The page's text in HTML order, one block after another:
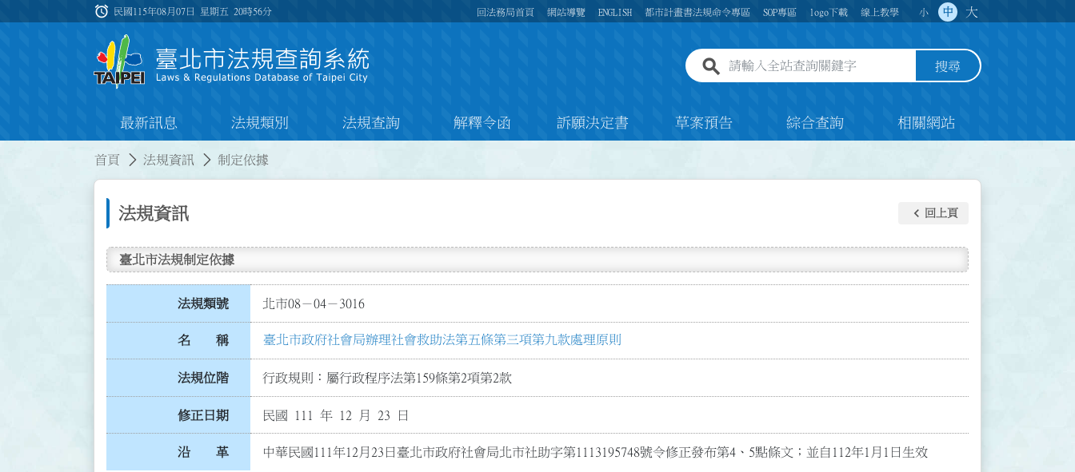
:::
alarm 民國115年08月07日 星期五20時56分 回法務局首頁 網站導覽 ENGLISH 都市計畫書法規命令專區 SOP專區 logo下載 線上教學 小 中 大
全站查詢關鍵字欄位 搜尋
最新訊息 法規類別 法規查詢 解釋令函 訴願決定書 草案預告 綜合查詢 相關網站
首頁 法規資訊 制定依據
法規資訊 keyboard_arrow_left 回上頁
臺北市法規制定依據
法規類號 北市08－04－3016
名 稱 臺北市政府社會局辦理社會救助法第五條第三項第九款處理原則
法規位階 行政規則：屬行政程序法第159條第2項第2款
修正日期 民國 111 年 12 月 23 日
沿 革 中華民國111年12月23日臺北市政府社會局北市社助字第1113195748號令修正發布第4、5點條文；並自112年1月1日生效